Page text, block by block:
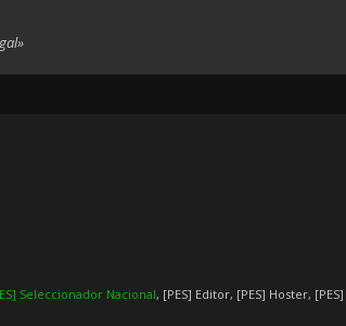
Seleccionador Nacional, [PES] Editor, [PES] Hoster,